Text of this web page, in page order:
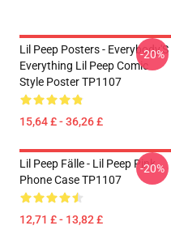
Lil Peep Posters - Everybody'S
Everything Lil Peep Comic
Style Poster TP1107
15,64 £ - 36,26 £
-20%
Lil Peep Fälle - Lil Peep Pink
Phone Case TP1107
12,71 £ - 13,82 £
-20%